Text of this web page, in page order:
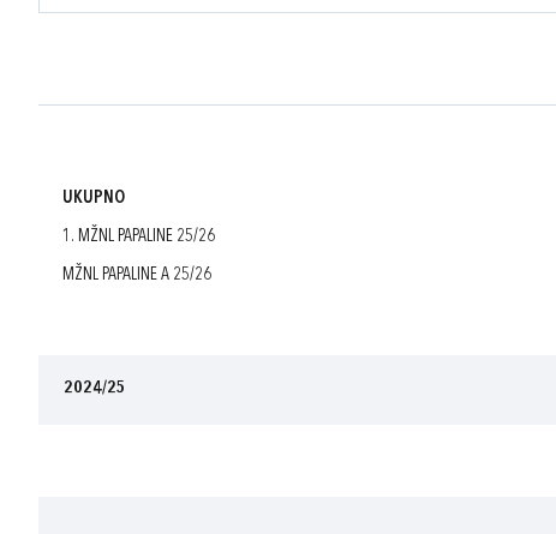
UKUPNO
1. MŽNL PAPALINE 25/26
MŽNL PAPALINE A 25/26
2024/25